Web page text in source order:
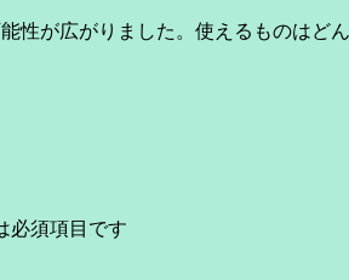
が広がりました。使えるものはど
必須項目です